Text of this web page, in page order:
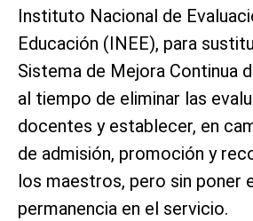
Instituto Nacional de
Educación (INEE), para
Sistema de Mejora Continua
al tiempo de eliminar las
docentes y establecer, en
de admisión, promoción y
los maestros, pero sin poner
permanencia en el servicio.